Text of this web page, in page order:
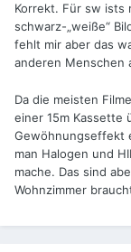
Korrekt. Für sw ists
schwarz-„weiße“
fehlt mir aber das
anderen Menschen
Da die meisten
einer 15m Kassette
Gewöhnungseffekt
man Halogen und
mache. Das sind
Wohnzimmer